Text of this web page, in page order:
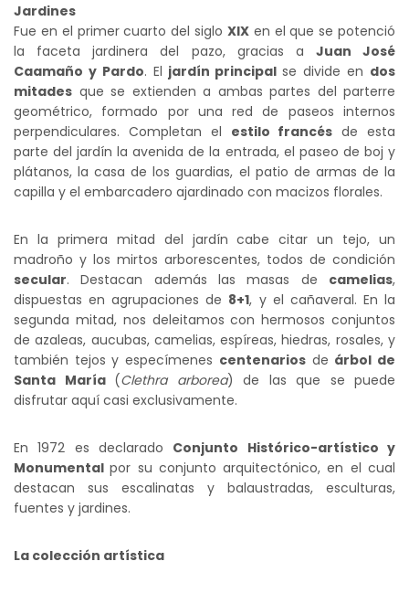
Jardines
Fue en el primer cuarto del siglo XIXen el que se potenció
la faceta jardinera del pazo, gracias a Juan José
Caamaño y Pardo. El jardín principalse divide en dos
mitades que se extienden a ambas partes del parterre
geométrico, formado por una red de paseos internos
perpendiculares. Completan el estilo francés de esta
parte del jardín la avenida de la entrada, el paseo de boj y
plátanos, la casa de los guardias, el patio de armas de la
capilla y el embarcadero ajardinado con macizos florales.
En la primera mitad del jardín cabe citar un tejo, un
madroño y los mirtos arborescentes, todos de condición
secular. Destacan además las masas de camelias,
dispuestas en agrupaciones de 8+1, y el cañaveral. En la
segunda mitad, nos deleitamos con hermosos conjuntos
de azaleas, aucubas, camelias, espíreas, hiedras, rosales, y
también tejos y especímenes centenariosde árbol de
Santa María (Clethra arborea) de las que se puede
disfrutar aquí casi exclusivamente.
En 1972 es declarado Conjunto Histórico-artístico y
Monumentalpor su conjunto arquitectónico, en el cual
destacan sus escalinatas y balaustradas, esculturas,
fuentes y jardines.
La colección artística